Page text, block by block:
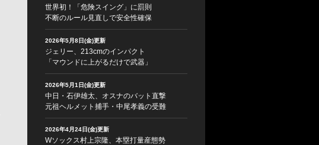
世界初！「危険スイング」に罰則
不断のルール見直しで安全性確保
2026年5月8日(金)更新
ジェリー、213cmのインパクト
「マウンドに上がるだけで武器」
2026年5月1日(金)更新
中日・石伊雄太、オスナのバット直撃
元祖ヘルメット捕手・中尾孝義の受難
2026年4月24日(金)更新
Wソックス村上宗隆、本塁打量産態勢